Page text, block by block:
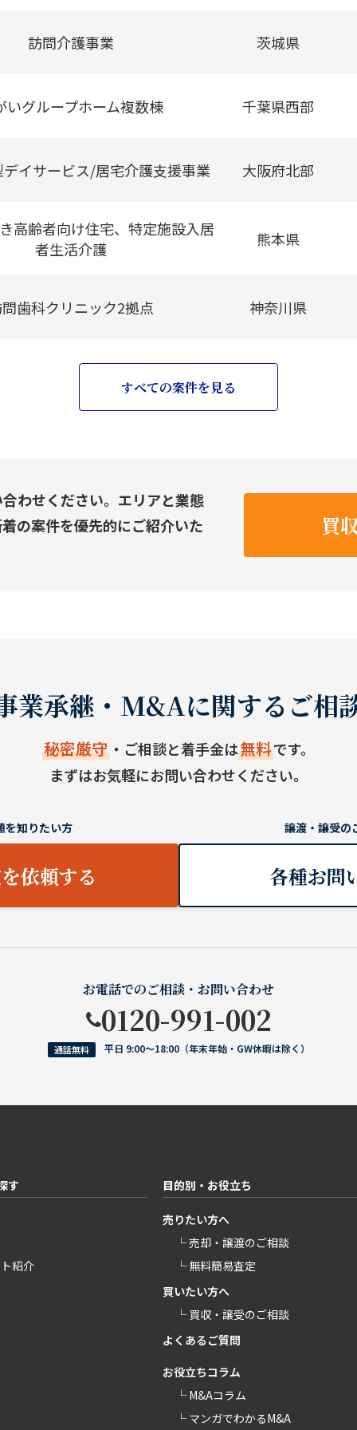
訪問介護事業 茨城県
いグループホーム複数棟 千葉県西部
イサービス/居宅介護支援事業 大阪府北部
高齢者向け住宅、特定施設入居
者生活介護
熊本県
歯科クリニック2拠点 神奈川県
すべての案件を見る
わせください。エリアと業態
の案件を優先的にご紹介いた
買
業承継・M&Aに関するご相
秘密厳守 ・ご相談と着手金は無料です。
まずはお気軽にお問い合わせください。
を知りたい方
依頼する
譲渡・譲受の
各種お問
お電話でのご相談・お問い合わせ
0120-991-002
通話無料 平日 9:00〜18:00（年末年始・GW休暇は除く）
す
紹介
目的別・お役立ち
売りたい方へ
└ 売却・譲渡のご相談
└ 無料簡易査定
買いたい方へ
└ 買収・譲受のご相談
よくあるご質問
お役立ちコラム
└ M&Aコラム
└ マンガでわかるM&A